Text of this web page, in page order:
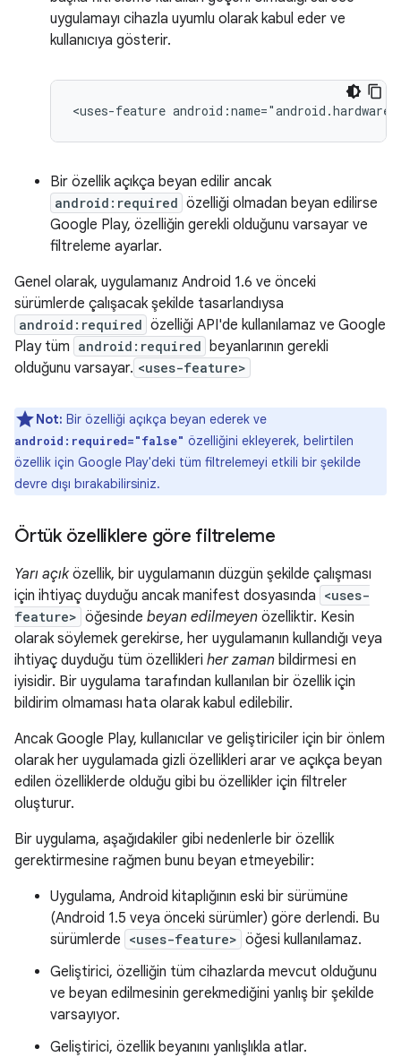
uygulamayı cihazla uyumlu olarak kabul eder ve
kullanıcıya gösterir.
<uses-feature
Bir özellik açıkça beyan edilir ancak
android:required özelliği olmadan beyan edilirse
Google Play, özelliğin gerekli olduğunu varsayar ve
filtreleme ayarlar.
Genel olarak, uygulamanız Android 1.6 ve önceki
sürümlerde çalışacak şekilde tasarlandıysa
android:required özelliği API'de kullanılamaz ve Google
Play tüm android:required beyanlarının gerekli
olduğunu varsayar. <uses-feature>
Not: Bir özelliği açıkça beyan ederek ve
android:required="false" özelliğini ekleyerek, belirtilen
özellik için Google Play'deki tüm filtrelemeyi etkili bir şekilde
devre dışı bırakabilirsiniz.
Örtük özelliklere göre filtreleme
Yarı açıközellik, bir uygulamanın düzgün şekilde çalışması
için ihtiyaç duyduğu ancak manifest dosyasında <uses-
feature> öğesinde beyan edilmeyen özelliktir. Kesin
olarak söylemek gerekirse, her uygulamanın kullandığı veya
ihtiyaç duyduğu tüm özellikleri her zaman bildirmesi en
iyisidir. Bir uygulama tarafından kullanılan bir özellik için
bildirim olmaması hata olarak kabul edilebilir.
Ancak Google Play, kullanıcılar ve geliştiriciler için bir önlem
olarak her uygulamada gizli özellikleri arar ve açıkça beyan
edilen özelliklerde olduğu gibi bu özellikler için filtreler
oluşturur.
Bir uygulama, aşağıdakiler gibi nedenlerle bir özellik
gerektirmesine rağmen bunu beyan etmeyebilir:
Uygulama, Android kitaplığının eski bir sürümüne
(Android 1.5 veya önceki sürümler) göre derlendi. Bu
sürümlerde <uses-feature> öğesi kullanılamaz.
Geliştirici, özelliğin tüm cihazlarda mevcut olduğunu
ve beyan edilmesinin gerekmediğini yanlış bir şekilde
varsayıyor.
Geliştirici, özellik beyanını yanlışlıkla atlar.